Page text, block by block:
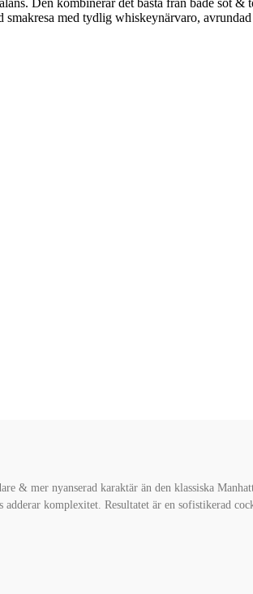
smakresa med tydlig whiskeynärvaro,
& mer nyanserad karaktär än den klassiska
komplexitet. Resultatet är en sofistikerad